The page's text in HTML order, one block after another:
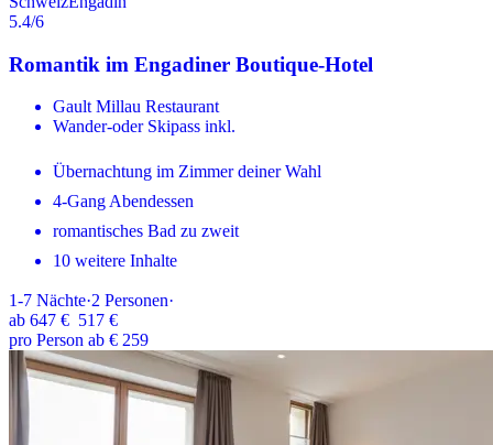
5.4/6
Romantik im Engadiner Boutique-Hotel
Gault Millau Restaurant
Wander-oder Skipass inkl.
Übernachtung im Zimmer deiner Wahl
4-Gang Abendessen
romantisches Bad zu zweit
10 weitere Inhalte
1-7 Nächte·2 Personen·
ab 647 € 517 €
pro Person ab € 259